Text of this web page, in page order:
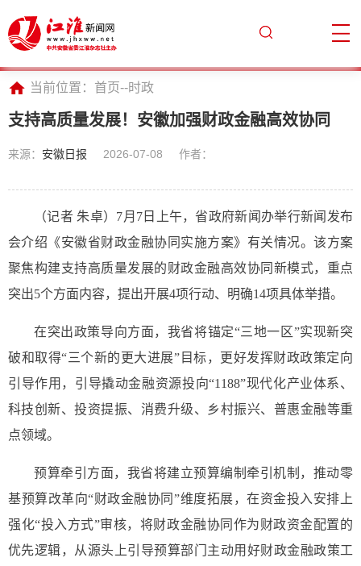
当前位置： 首页--时政
支持高质量发展！安徽加强财政金融高效协同
来源： 安徽日报 2026-07-08 作者：
（记者 朱卓）7月7日上午，省政府新闻办举行新闻发布
会介绍《安徽省财政金融协同实施方案》有关情况。该方案
聚焦构建支持高质量发展的财政金融高效协同新模式，重点
突出5个方面内容，提出开展4项行动、明确14项具体举措。
在突出政策导向方面，我省将锚定“三地一区”实现新突
破和取得“三个新的更大进展”目标，更好发挥财政政策定向
引导作用，引导撬动金融资源投向“1188”现代化产业体系、
科技创新、投资提振、消费升级、乡村振兴、普惠金融等重
点领域。
预算牵引方面，我省将建立预算编制牵引机制，推动零
基预算改革向“财政金融协同”维度拓展，在资金投入安排上
强化“投入方式”审核，将财政金融协同作为财政资金配置的
优先逻辑，从源头上引导预算部门主动用好财政金融政策工